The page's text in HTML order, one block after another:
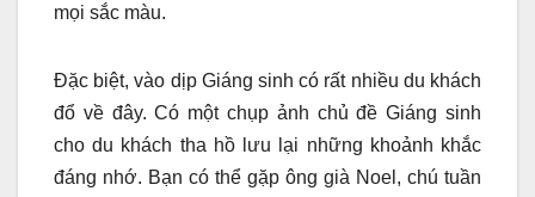
mọi sắc màu.
Đặc biệt, vào dịp Giáng sinh có rất nhiều du khách
đổ về đây. Có một chụp ảnh chủ đề Giáng sinh
cho du khách tha hồ lưu lại những khoảnh khắc
đáng nhớ. Bạn có thể gặp ông già Noel, chú tuần